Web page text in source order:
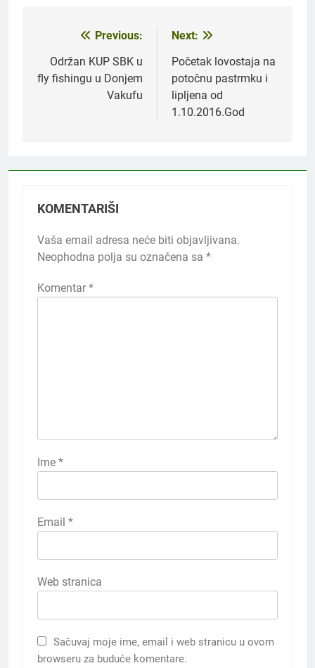
Navigacija
članaka
Previous:
Održan KUP SBK u
fly fishingu u Donjem
Vakufu
Next:
Početak lovostaja na
potočnu pastrmku i
lipljena od
1.10.2016.God
KOMENTARIŠI
Vaša email adresa neće biti objavljivana.
Neophodna polja su označena sa *
Komentar *
Ime *
Email *
Web stranica
Sačuvaj moje ime, email i web stranicu u ovom
browseru za buduće komentare.